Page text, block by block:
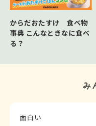
からだおたすけ 食べ物
事典 こんなときなに食べ
る？
み
面白い